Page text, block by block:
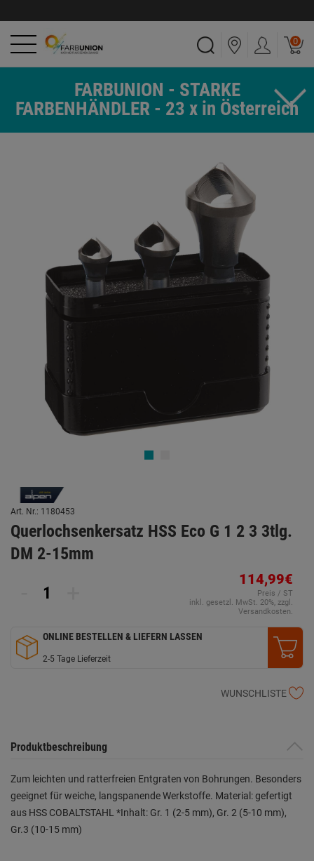
0
FARBUNION - STARKE
FARBENHÄNDLER - 23 x in Österreich
Art. Nr.: 1180453
Querlochsenkersatz HSS Eco G 1 2 3 3tlg.
DM 2-15mm
114,99€
Preis / ST
inkl. gesetzl. MwSt. 20%, zzgl.
Versandkosten.
ONLINE BESTELLEN & LIEFERN LASSEN
2-5 Tage Lieferzeit
WUNSCHLISTE
Produktbeschreibung
Zum leichten und ratterfreien Entgraten von Bohrungen. Besonders
geeignet für weiche, langspanende Werkstoffe. Material: gefertigt
aus HSS COBALTSTAHL *Inhalt: Gr. 1 (2-5 mm), Gr. 2 (5-10 mm),
Gr.3 (10-15 mm)